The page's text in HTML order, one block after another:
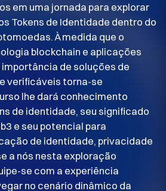
em uma jornada para explorar
Tokens de Identidade dentro do
À medida que o
blockchain e aplicações
de soluções de
verificáveis torna-se
lhe dará conhecimento
de identidade, seu significado
e seu potencial para
de identidade, privacidade
a nós nesta exploração
se com a experiência
no cenário dinâmico da